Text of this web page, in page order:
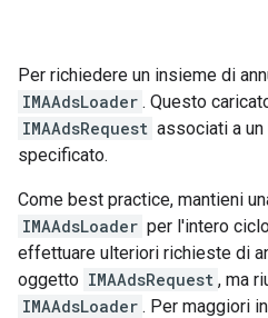
Per richiedere un insieme di
IMAAdsLoader . Questo
IMAAdsRequest associati a un
specificato.
Come best practice, mantieni
IMAAdsLoader per l'intero
effettuare ulteriori richieste di
oggetto IMAAdsRequest , ma
IMAAdsLoader . Per maggiori